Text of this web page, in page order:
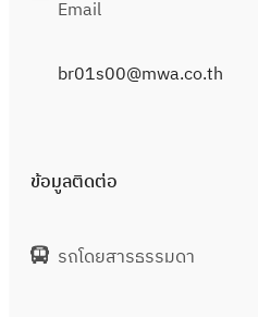
Email
br01s00@mwa.co.th
ข้อมูลติดต่อ
รถโดยสารธรรมดา